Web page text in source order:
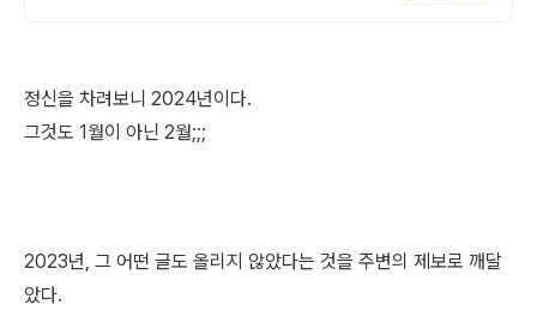
정신을 차려보니 2024년이다.
그것도 1월이 아닌 2월;;;
2023년, 그 어떤 글도 올리지 않았다는 것을 주변의 제보로 깨달
았다.